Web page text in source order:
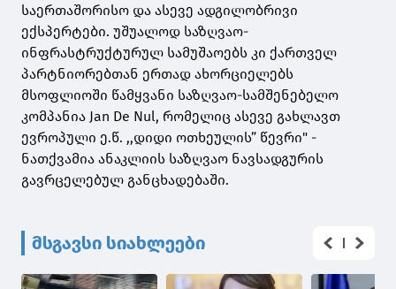
საერთაშორისო და ასევე ადგილობრივი
ექსპერტები. უშუალოდ საზღვაო-
ინფრასტრუქტურულ სამუშაოებს კი ქართველ
პარტნიორებთან ერთად ახორციელებს
მსოფლიოში წამყვანი საზღვაო-სამშენებელო
კომპანია Jan De Nul, რომელიც ასევე გახლავთ
ევროპული ე.წ. ,,დიდი ოთხეულის” წევრი" -
ნათქვამია ანაკლიის საზღვაო ნავსადგურის
გავრცელებულ განცხადებაში.
მსგავსი სიახლეები